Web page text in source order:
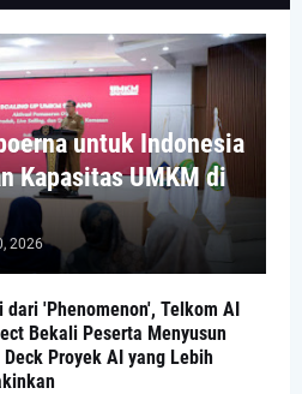
untuk Indonesia
Kapasitas UMKM di
2026
dari 'Phenomenon', Telkom AI
Bekali Peserta Menyusun
Deck Proyek AI yang Lebih